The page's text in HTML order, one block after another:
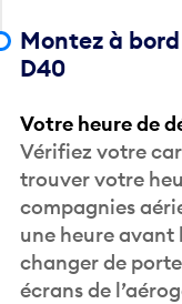
Montez à
D40
Votre heure de
Vérifiez votre
trouver votre
compagnies
une heure avant
changer de
écrans de